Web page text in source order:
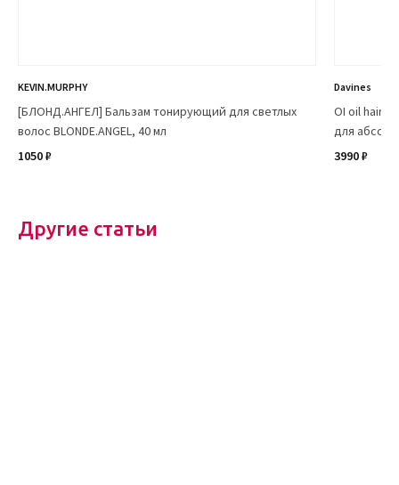
KEVIN.MURPHY
[БЛОНД.АНГЕЛ] Бальзам тонирующий для светлых
волос BLONDE.ANGEL, 40 мл
1050 ₽
Davines
OI oil hair
для
3990 ₽
Другие статьи